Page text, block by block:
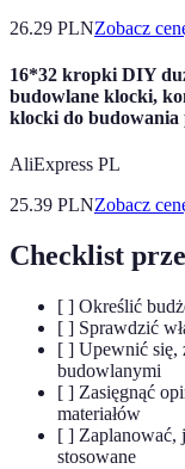
26.29 PLNZobacz
16*32 kropki DIY
budowlane klocki,
klocki do budowania
AliExpress PL
25.39 PLNZobacz
Checklist
[ ] Określić
[ ] Sprawdzić
[ ] Upewnić się,
budowlanymi
[ ] Zasięgnąć
materiałów
[ ] Zaplanować,
stosowane